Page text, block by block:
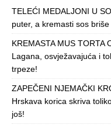
TELEĆI MEDALJONI U
puter, a kremasti sos
KREMASTA MUS TORTA
Lagana, osvježavajuća i
trpeze!
ZAPEČENI NJEMAČKI
Hrskava korica skriva
još!